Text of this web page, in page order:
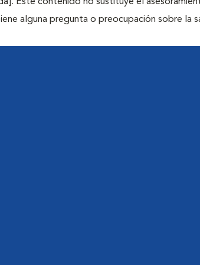
alguna pregunta o preocupación sobre la